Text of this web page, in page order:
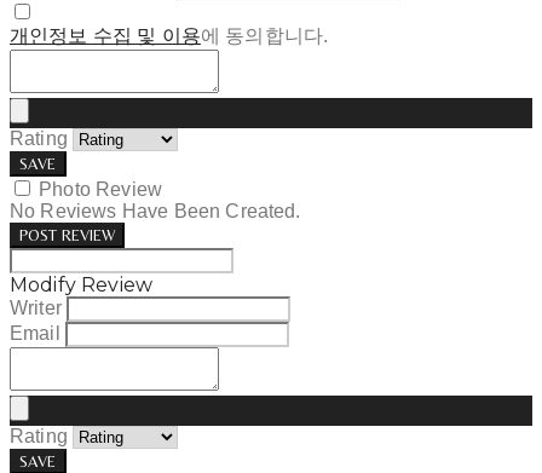
개인정보 수집 및 이용에 동의합니다.
Rating
SAVE
Photo Review
No Reviews Have Been Created.
POST REVIEW
Modify Review
Writer
Email
Rating
SAVE